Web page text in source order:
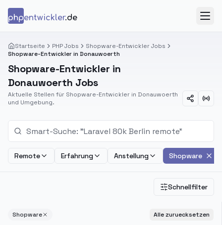
phpentwickler.de
Startseite PHP Jobs
Shopware-Entwickler Jobs
Shopware-Entwickler in Donauwoerth
Shopware-Entwickler in
Donauwoerth Jobs
Aktuelle Stellen für Shopware-Entwickler in Donauwoerth
und Umgebung.
Remote Erfahrung Anstellung Shopware
Schnellfilter
Shopware Alle zuruecksetzen